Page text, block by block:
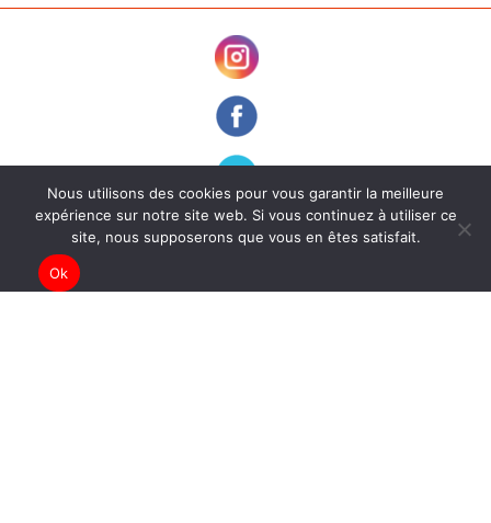
ARCHIVES
Nous utilisons des cookies pour vous garantir la meilleure
expérience sur notre site web. Si vous continuez à utiliser ce
site, nous supposerons que vous en êtes satisfait.
Ok